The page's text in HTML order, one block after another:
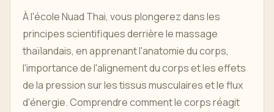
À l'école Nuad Thai, vous plongerez dans les
principes scientifiques derrière le massage
thaïlandais, en apprenant l'anatomie du corps,
l'importance de l'alignement du corps et les effets
de la pression sur les tissus musculaires et le flux
d'énergie. Comprendre comment le corps réagit